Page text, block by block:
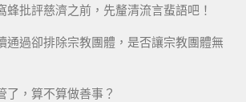
蜂批評慈濟之前，先釐清流言蜚語吧！
通過卻排除宗教團體，是否讓宗教團體無
了，算不算做善事？